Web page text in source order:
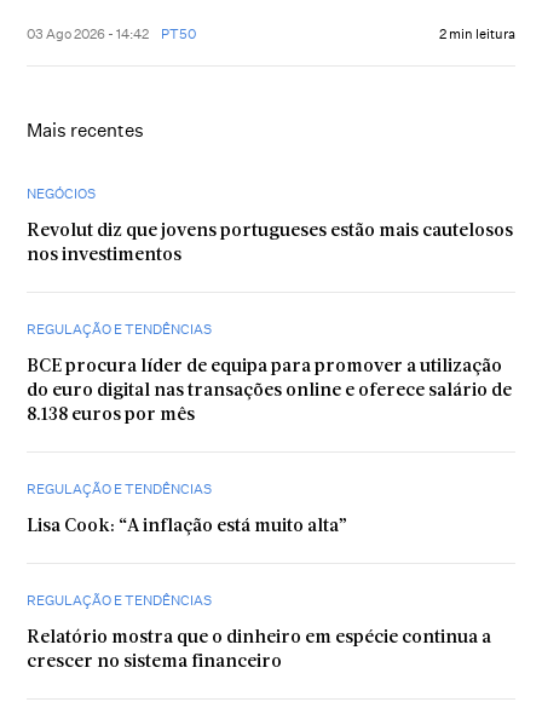
03 Ago 2026 - 14:42 PT50 2 min leitura
Mais recentes
NEGÓCIOS
Revolut diz que jovens portugueses estão mais cautelosos
nos investimentos
REGULAÇÃO E TENDÊNCIAS
BCE procura líder de equipa para promover a utilização
do euro digital nas transações online e oferece salário de
8.138 euros por mês
REGULAÇÃO E TENDÊNCIAS
Lisa Cook: “A inflação está muito alta”
REGULAÇÃO E TENDÊNCIAS
Relatório mostra que o dinheiro em espécie continua a
crescer no sistema financeiro